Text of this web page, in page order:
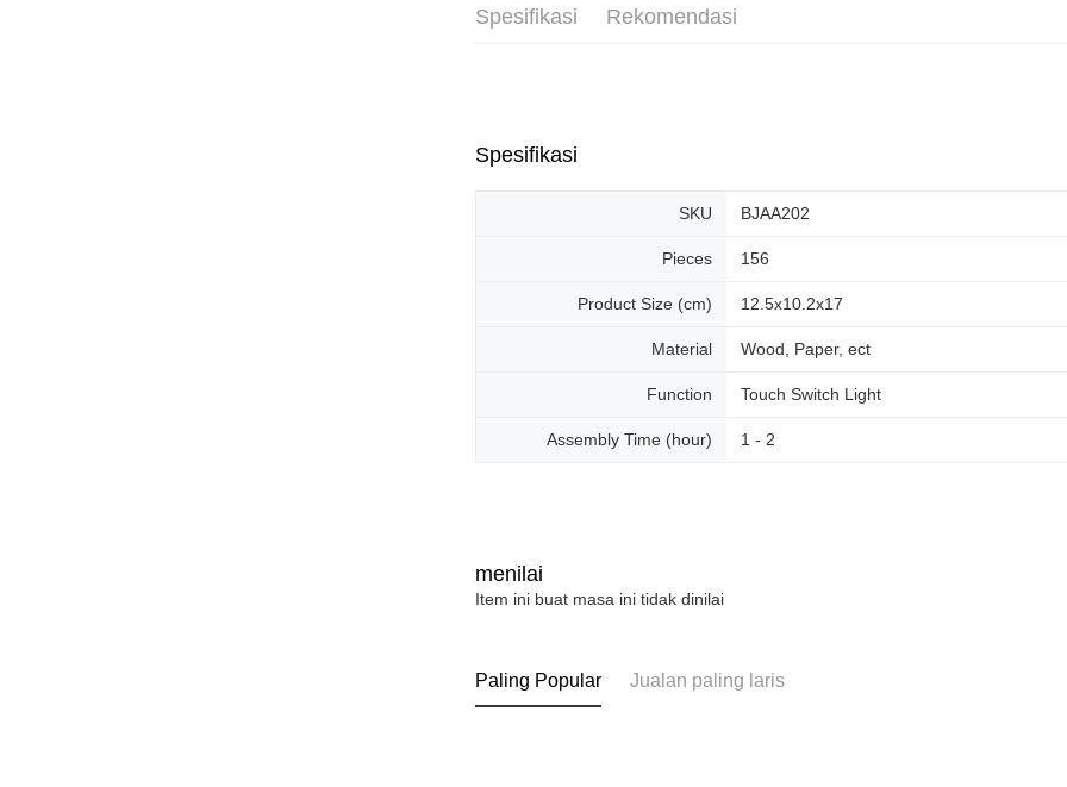
Spesifikasi Rekomendasi
Spesifikasi
SKU BJAA202
Pieces 156
Product Size (cm) 12.5x10.2x17
Material Wood, Paper, ect
Function Touch Switch Light
Assembly Time (hour) 1 - 2
menilai
Item ini buat masa ini tidak dinilai
Paling Popular Jualan paling laris